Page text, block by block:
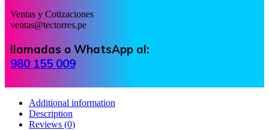
Ventas y Cotizaciones
ventas@tectorres.pe
llamadas o WhatsApp al:
980 155 009
Additional information
Description
Reviews (0)